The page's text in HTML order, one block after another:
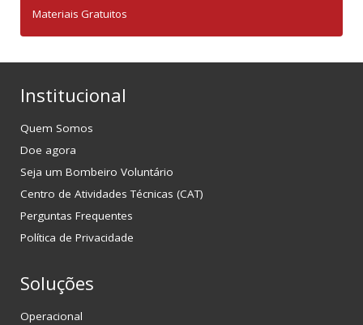
Materiais Gratuitos
Institucional
Quem Somos
Doe agora
Seja um Bombeiro Voluntário
Centro de Atividades Técnicas (CAT)
Perguntas Frequentes
Política de Privacidade
Soluções
Operacional